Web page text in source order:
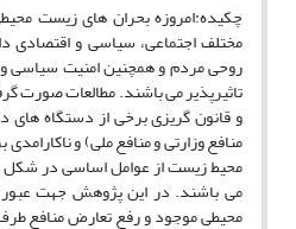
چکیده:امروزه بحران های زیست
مختلف اجتماعی، سیاسی و
روحی مردم و همچنین امنیت سیاسی
تاثیرپذیر می باشند. مطالعات صورت
و قانون گریزی برخی از دستگاه های
منافع وزارتی و منافع ملی) و
محیط زیست از عوامل اساسی در
می باشند. در این پژوهش جهت
محیطی موجود و رفع تعارض منافع